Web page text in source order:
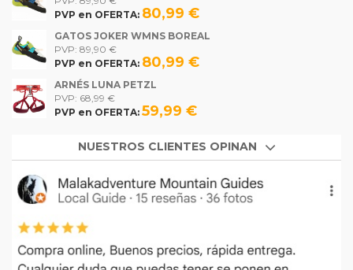
PVP en OFERTA: 80,99 €
GATOS JOKER WMNS BOREAL
PVP: 89,90 €
PVP en OFERTA: 80,99 €
ARNÉS LUNA PETZL
PVP: 68,99 €
PVP en OFERTA: 59,99 €
NUESTROS CLIENTES OPINAN